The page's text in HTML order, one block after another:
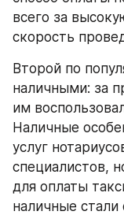
всего за
скорость
Второй по
наличными: за
им
Наличные
услуг
специалистов,
для оплаты
наличные